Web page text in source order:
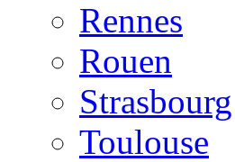
Rennes
Rouen
Strasbourg
Toulouse